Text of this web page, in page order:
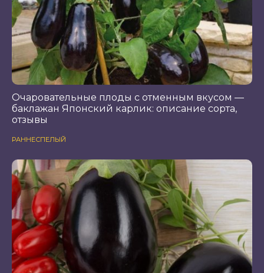
Очаровательные плоды с отменным вкусом —
баклажан Японский карлик: описание сорта,
отзывы
РАННЕСПЕЛЫЙ